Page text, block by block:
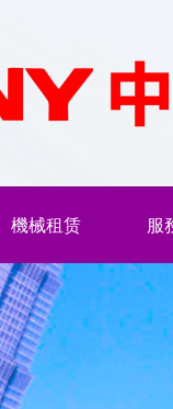
機械租赁 服